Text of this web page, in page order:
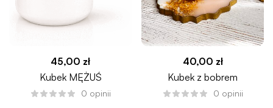
45,00 zł
Kubek MĘŻUŚ
0 opinii
40,00 zł
Kubek z bobrem
0 opinii